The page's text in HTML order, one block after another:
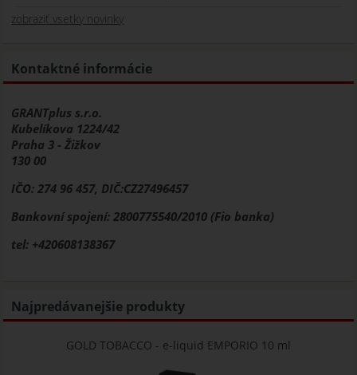
zobraziť vsetky novinky
Kontaktné informácie
GRANTplus s.r.o.
Kubelíkova 1224/42
Praha 3 - Žižkov
130 00
IČO: 274 96 457, DIČ:CZ27496457
Bankovní spojení: 2800775540/2010 (Fio banka)
tel: +420608138367
Najpredávanejšie produkty
GOLD TOBACCO - e-liquid EMPORIO 10 ml